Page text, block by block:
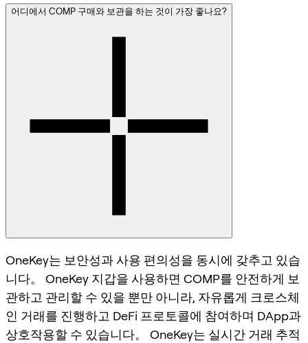
어디에서 COMP 구매와 보관을 하는 것이 가장 좋나요?
OneKey는 보안성과 사용 편의성을 동시에 갖추고 있습
니다。 OneKey 지갑을 사용하면 COMP를 안전하게 보
관하고 관리할 수 있을 뿐만 아니라, 자유롭게 크로스체
인 거래를 진행하고 DeFi 프로토콜에 참여하며 DApp과
상호작용할 수 있습니다。 OneKey는 실시간 거래 추적